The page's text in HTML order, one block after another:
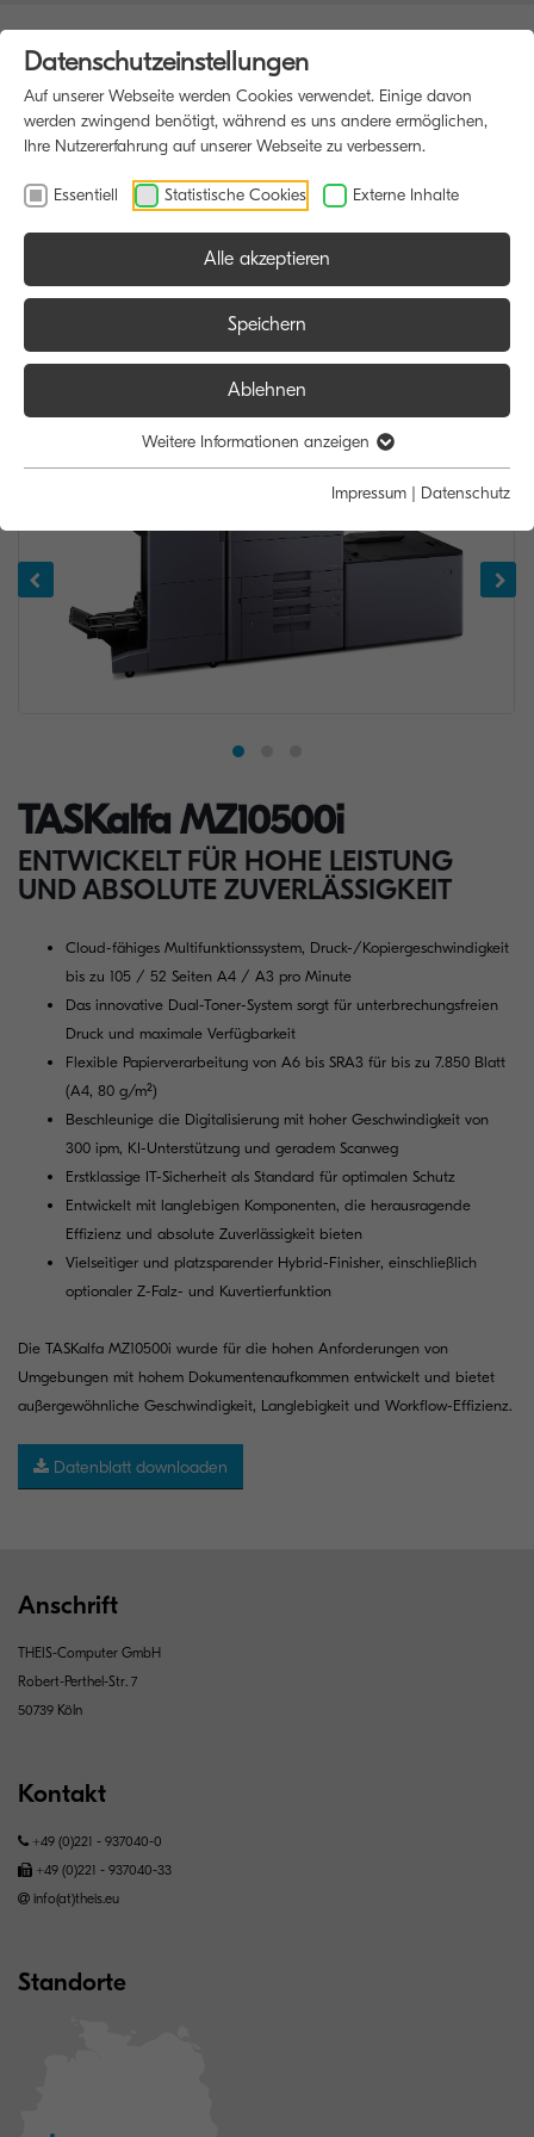
TASKalfa MZ10500i
ENTWICKELT FÜR HOHE LEISTUNG
UND ABSOLUTE ZUVERLÄSSIGKEIT
Cloud-fähiges Multifunktionssystem, Druck-/Kopiergeschwindigkeit
bis zu 105 / 52 Seiten A4 / A3 pro Minute
Das innovative Dual-Toner-System sorgt für unterbrechungsfreien
Druck und maximale Verfügbarkeit
Flexible Papierverarbeitung von A6 bis SRA3 für bis zu 7.850 Blatt
(A4, 80 g/m²)
Beschleunige die Digitalisierung mit hoher Geschwindigkeit von
300 ipm, KI-Unterstützung und geradem Scanweg
Erstklassige IT-Sicherheit als Standard für optimalen Schutz
Entwickelt mit langlebigen Komponenten, die herausragende
Effizienz und absolute Zuverlässigkeit bieten
Vielseitiger und platzsparender Hybrid-Finisher, einschließlich
optionaler Z-Falz- und Kuvertierfunktion
Die TASKalfa MZ10500i wurde für die hohen Anforderungen von
Umgebungen mit hohem Dokumentenaufkommen entwickelt und bietet
außergewöhnliche Geschwindigkeit, Langlebigkeit und Workflow-Effizienz.
Datenblatt downloaden
Anschrift
THEIS-Computer GmbH
Robert-Perthel-Str. 7
50739 Köln
Kontakt
+49 (0)221 - 937040-0
+49 (0)221 - 937040-33
info(at)theis.eu
Standorte
Datenschutzeinstellungen
Auf unserer Webseite werden Cookies verwendet. Einige davon
werden zwingend benötigt, während es uns andere ermöglichen,
Ihre Nutzererfahrung auf unserer Webseite zu verbessern.
Essentiell Statistische Cookies Externe Inhalte
Alle akzeptieren
Speichern
Ablehnen
Weitere Informationen anzeigen
Impressum | Datenschutz